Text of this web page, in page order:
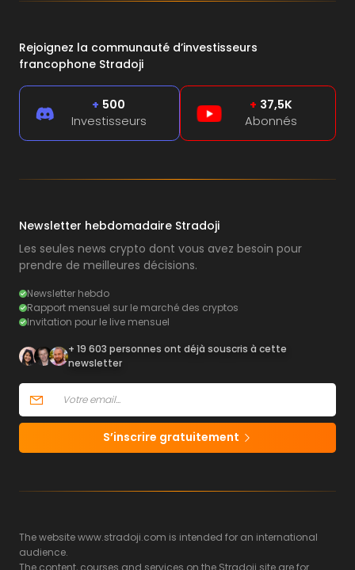
Rejoignez la communauté d’investisseurs
francophone Stradoji
+ 500
Investisseurs
+ 37,5K
Abonnés
Newsletter hebdomadaire Stradoji
Les seules news crypto dont vous avez besoin pour
prendre de meilleures décisions.
Newsletter hebdo
Rapport mensuel sur le marché des cryptos
Invitation pour le live mensuel
+ 19 603 personnes ont déjà souscris à cette
newsletter
S’inscrire gratuitement
The website www.stradoji.com is intended for an international
audience.
The content, courses and services on the Stradoji site are for